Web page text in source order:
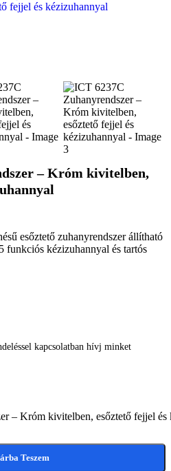
– Króm kivitelben,
esőztető zuhanyrendszer állítható
funkciós kézizuhannyal és tartós
kapcsolatban hívj minket
– Króm kivitelben, esőztető fejjel és
Teszem